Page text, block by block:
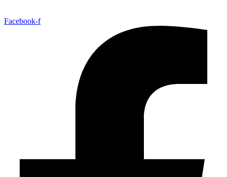
Facebook-f